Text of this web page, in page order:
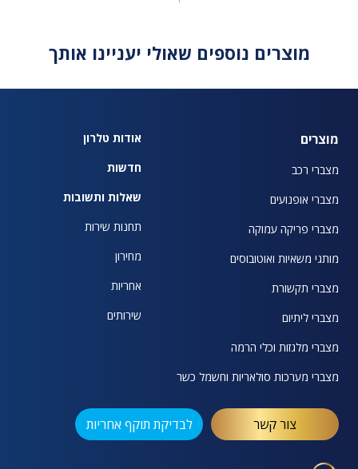
מוצרים נוספים שאולי יעניינו אותך
מוצרים
מצברי רכב
מצברי אופנועים
מצברי פריקה עמוקה
מותגי משאיות ואוטובוסים
מצברי תקשורת
מצברי ליתיום
מצברי מלגזות וכלי הרמה
מצברי מערכות סולאריות וחשמל כשר
אודות טלרון
חדשות
שאלות ותשובות
תחנות שירות
מחירון
אחריות
שירותים
צור קשר לבדיקת תוקף אחריות